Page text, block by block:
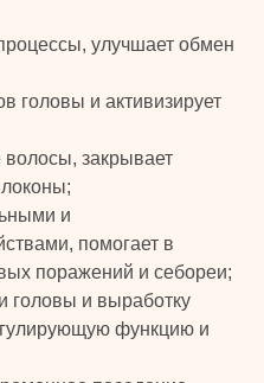
улучшает обмен
головы и активизирует
волосы, закрывает
и
помогает в
поражений и себореи;
головы и выработку
функцию и